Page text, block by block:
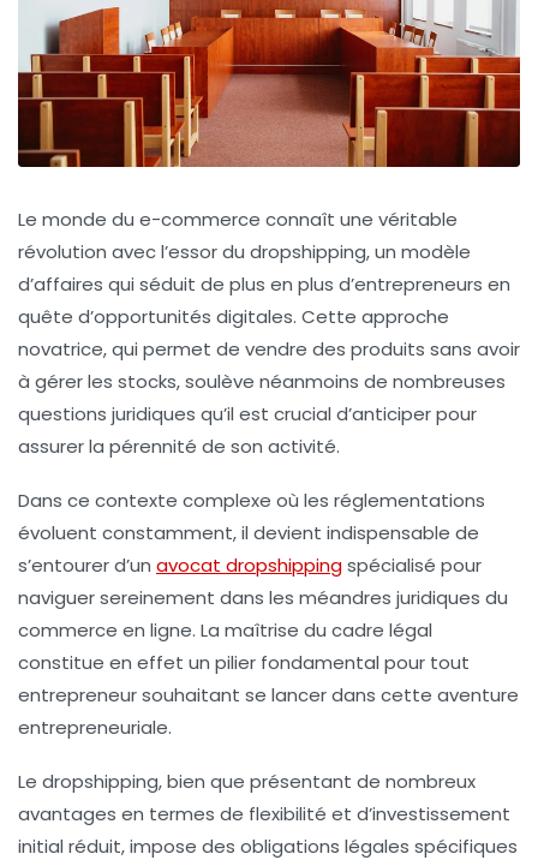
Le monde du e-commerce connaît une véritable
révolution avec l’essor du dropshipping, un modèle
d’affaires qui séduit de plus en plus d’entrepreneurs en
quête d’opportunités digitales. Cette approche
novatrice, qui permet de vendre des produits sans avoir
à gérer les stocks, soulève néanmoins de nombreuses
questions juridiques qu’il est crucial d’anticiper pour
assurer la pérennité de son activité.
Dans ce contexte complexe où les réglementations
évoluent constamment, il devient indispensable de
s’entourer d’un avocat dropshippingspécialisé pour
naviguer sereinement dans les méandres juridiques du
commerce en ligne. La maîtrise du cadre légal
constitue en effet un pilier fondamental pour tout
entrepreneur souhaitant se lancer dans cette aventure
entrepreneuriale.
Le dropshipping, bien que présentant de nombreux
avantages en termes de flexibilité et d’investissement
initial réduit, impose des obligations légales spécifiques